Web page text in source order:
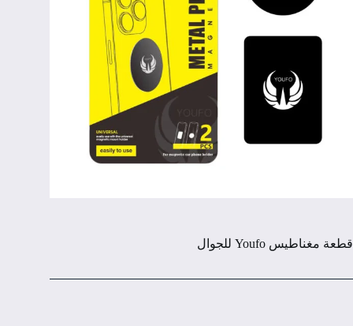
قطعة مغناطيس Youfo للجوال